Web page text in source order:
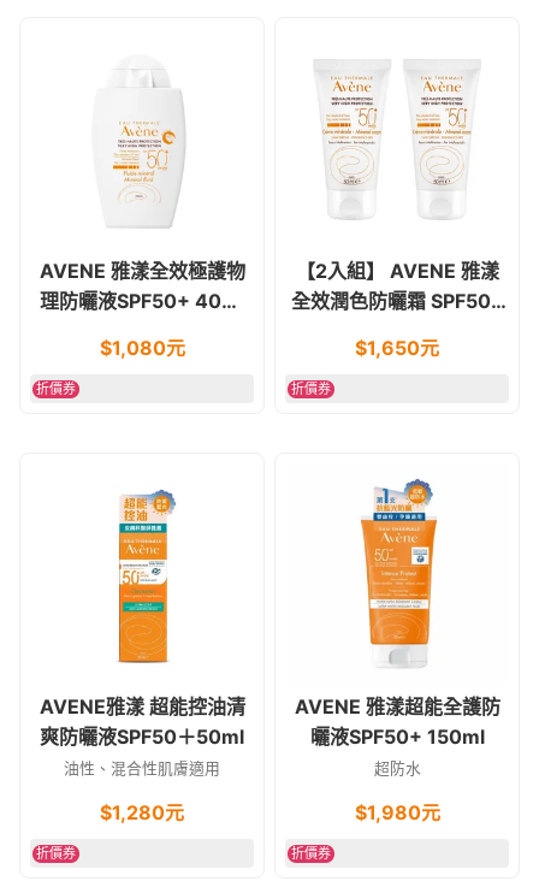
AVENE 雅漾全效極護物
理防曬液SPF50+ 40ml
$1,080元
折價券
【2入組】 AVENE 雅漾
全效潤色防曬霜 SPF50+
$1,650元
折價券
AVENE雅漾 超能控油清
爽防曬液SPF50＋50ml
油性、混合性肌膚適用
$1,280元
折價券
AVENE 雅漾超能全護防
曬液SPF50+ 150ml
超防水
$1,980元
折價券